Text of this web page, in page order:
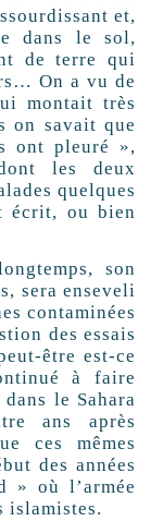
et,
dans le sol,
de terre qui
On a vu de
montait très
on savait que
ont pleuré »,
les deux
quelques
écrit, ou bien
son
sera enseveli
contaminées
des essais
être est-ce
à faire
le Sahara
ans après
ces mêmes
des années
» où l’armée
islamistes.